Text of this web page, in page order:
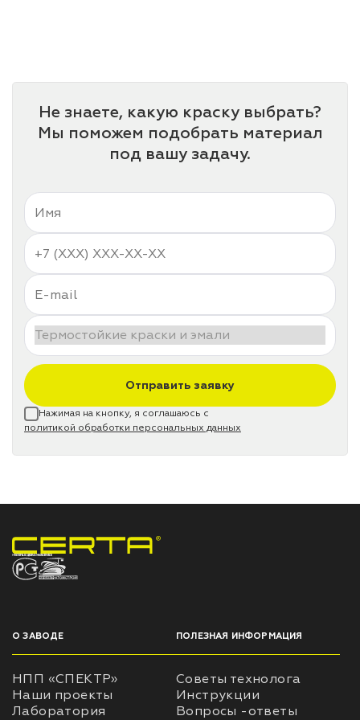
Не знаете, какую краску выбрать?
Мы поможем подобрать материал
под вашу задачу.
Отправить заявку
Нажимая на кнопку, я соглашаюсь с
политикой обработки персональных данных
НПП «СПЕКТР» ЗАВОД ЛАКОКРАСОЧНЫХ МАТЕРИАЛОВ
О ЗАВОДЕ
НПП «СПЕКТР»
Наши проекты
Лаборатория
ПОЛЕЗНАЯ ИНФОРМАЦИЯ
Советы технолога
Инструкции
Вопросы -ответы